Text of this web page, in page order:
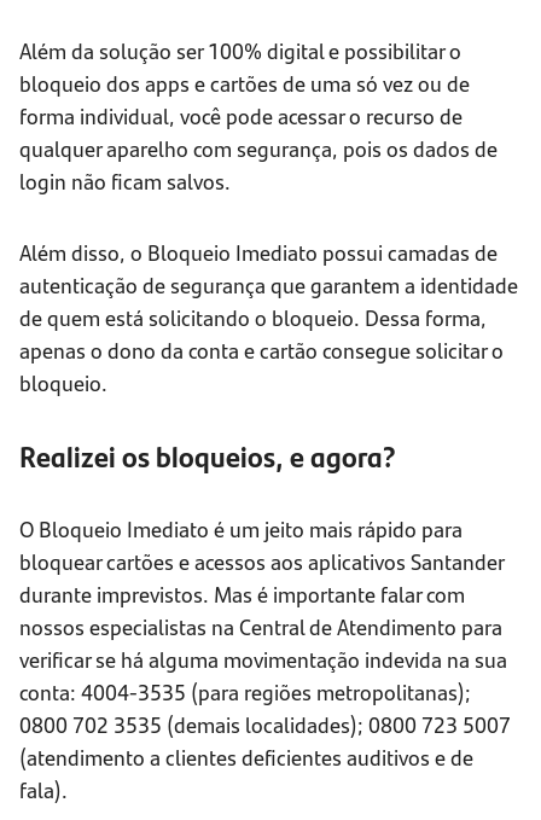
Além da solução ser 100% digital e possibilitar o
bloqueio dos apps e cartões de uma só vez ou de
forma individual, você pode acessar o recurso de
qualquer aparelho com segurança, pois os dados de
login não ficam salvos.
Além disso, o Bloqueio Imediato possui camadas de
autenticação de segurança que garantem a identidade
de quem está solicitando o bloqueio. Dessa forma,
apenas o dono da conta e cartão consegue solicitar o
bloqueio.
Realizei os bloqueios, e agora?
O Bloqueio Imediato é um jeito mais rápido para
bloquear cartões e acessos aos aplicativos Santander
durante imprevistos. Mas é importante falar com
nossos especialistas na Central de Atendimento para
verificar se há alguma movimentação indevida na sua
conta: 4004-3535 (para regiões metropolitanas);
0800 702 3535 (demais localidades); 0800 723 5007
(atendimento a clientes deficientes auditivos e de
fala).